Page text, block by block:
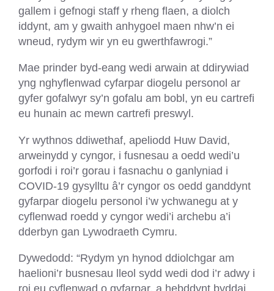
gallem i gefnogi staff y rheng flaen, a diolch
iddynt, am y gwaith anhygoel maen nhw’n ei
wneud, rydym wir yn eu gwerthfawrogi.”
Mae prinder byd-eang wedi arwain at ddirywiad
yng nghyflenwad cyfarpar diogelu personol ar
gyfer gofalwyr sy’n gofalu am bobl, yn eu cartrefi
eu hunain ac mewn cartrefi preswyl.
Yr wythnos ddiwethaf, apeliodd Huw David,
arweinydd y cyngor, i fusnesau a oedd wedi’u
gorfodi i roi’r gorau i fasnachu o ganlyniad i
COVID-19 gysylltu â’r cyngor os oedd ganddynt
gyfarpar diogelu personol i’w ychwanegu at y
cyflenwad roedd y cyngor wedi’i archebu a’i
dderbyn gan Lywodraeth Cymru.
Dywedodd: “Rydym yn hynod ddiolchgar am
haelioni’r busnesau lleol sydd wedi dod i’r adwy i
roi eu cyflenwad o gyfarpar, a hebddynt byddai